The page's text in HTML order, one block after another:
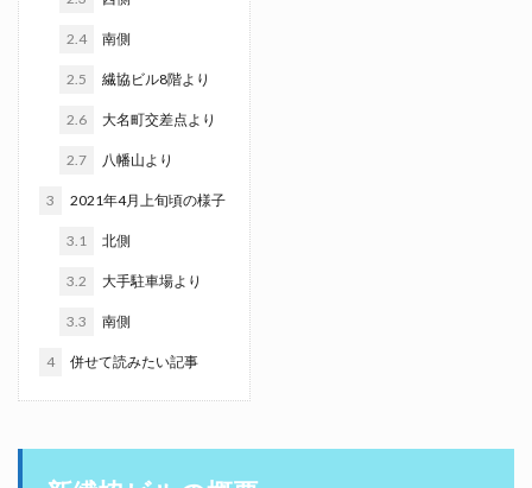
2.4 南側
2.5 繊協ビル8階より
2.6 大名町交差点より
2.7 八幡山より
3 2021年4月上旬頃の様子
3.1 北側
3.2 大手駐車場より
3.3 南側
4 併せて読みたい記事